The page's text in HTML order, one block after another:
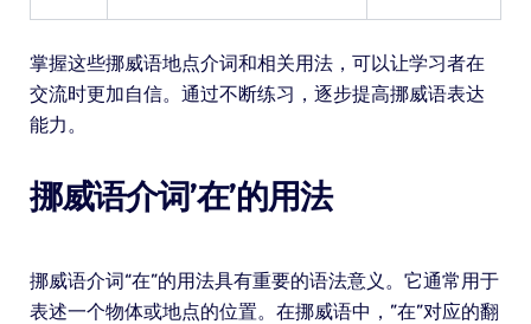
掌握这些挪威语地点介词和相关用法，可以让学习者在
交流时更加自信。通过不断练习，逐步提高挪威语表达
能力。
挪威语介词’在’的用法
挪威语介词“在”的用法具有重要的语法意义。它通常用于
表述一个物体或地点的位置。在挪威语中，”在”对应的翻